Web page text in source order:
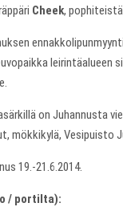
Cheek,
leirintäalueen
on Juhannusta
mökkikylä, Vesipuisto
19.-21.6.2014.
/ portilta):